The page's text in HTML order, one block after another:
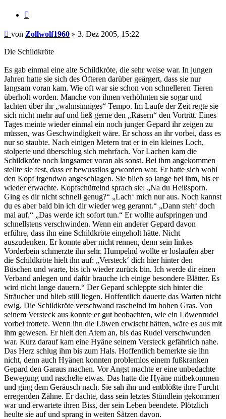
Beitrag
von Zollwolf1960 » 3. Dez 2005, 15:22
Die Schildkröte
Es gab einmal eine alte Schildkröte, die sehr weise war. In jungen
Jahren hatte sie sich des Öfteren darüber geärgert, dass sie nur
langsam voran kam. Wie oft war sie schon von schnelleren Tieren
überholt worden. Manche von ihnen verhöhnten sie sogar und
lachten über ihr „wahnsinniges“ Tempo. Im Laufe der Zeit regte sie
sich nicht mehr auf und ließ gerne den „Rasern“ den Vortritt. Eines
Tages meinte wieder einmal ein noch junger Gepard ihr zeigen zu
müssen, was Geschwindigkeit wäre. Er schoss an ihr vorbei, dass es
nur so staubte. Nach einigen Metern trat er in ein kleines Loch,
stolperte und überschlug sich mehrfach. Vor Lachen kam die
Schildkröte noch langsamer voran als sonst. Bei ihm angekommen
stellte sie fest, dass er bewusstlos geworden war. Er hatte sich wohl
den Kopf irgendwo angeschlagen. Sie blieb so lange bei ihm, bis er
wieder erwachte. Kopfschüttelnd sprach sie: „Na du Heißsporn.
Ging es dir nicht schnell genug?“ „Lach‘ mich nur aus. Noch kannst
du es aber bald bin ich dir wieder weg gerannt.“ „Dann steh‘ doch
mal auf.“ „Das werde ich sofort tun.“ Er wollte aufspringen und
schnellstens verschwinden. Wenn ein anderer Gepard davon
erführe, dass ihn eine Schildkröte eingeholt hätte. Nicht
auszudenken. Er konnte aber nicht rennen, denn sein linkes
Vorderbein schmerzte ihn sehr. Humpelnd wollte er loslaufen aber
die Schildkröte hielt ihn auf: „Versteck‘ dich hier hinter den
Büschen und warte, bis ich wieder zurück bin. Ich werde dir einen
Verband anlegen und dafür brauche ich einige besondere Blätter. Es
wird nicht lange dauern.“ Der Gepard schleppte sich hinter die
Sträucher und blieb still liegen. Hoffentlich dauerte das Warten nicht
ewig. Die Schildkröte verschwand raschelnd im hohen Gras. Von
seinem Versteck aus konnte er gut beobachten, wie ein Löwenrudel
vorbei trottete. Wenn ihn die Löwen erwischt hätten, wäre es aus mit
ihm gewesen. Er hielt den Atem an, bis das Rudel verschwunden
war. Kurz darauf kam eine Hyäne seinem Versteck gefährlich nahe.
Das Herz schlug ihm bis zum Hals. Hoffentlich bemerkte sie ihn
nicht, denn auch Hyänen konnten problemlos einem fußkranken
Gepard den Garaus machen. Vor Angst machte er eine unbedachte
Bewegung und raschelte etwas. Das hatte die Hyäne mitbekommen
und ging dem Geräusch nach. Sie sah ihn und entblößte ihre Furcht
erregenden Zähne. Er dachte, dass sein letztes Stündlein gekommen
war und erwartete ihren Biss, der sein Leben beendete. Plötzlich
heulte sie auf und sprang in weiten Sätzen davon.